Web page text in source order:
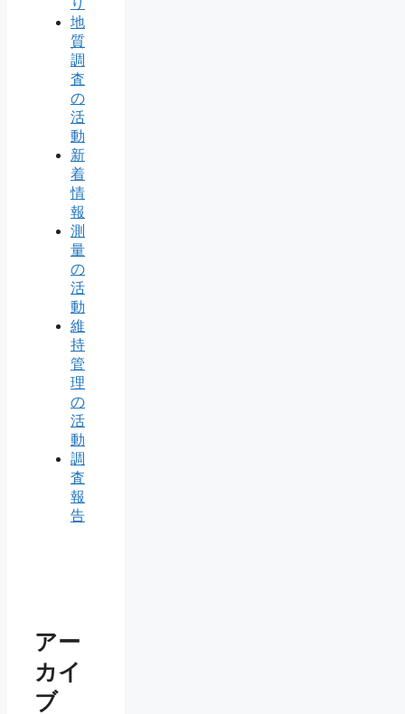
地
質
調
査
の
活
動
新
着
情
報
測
量
の
活
動
維
持
管
理
の
活
動
調
査
報
告
アー
カイ
ブ